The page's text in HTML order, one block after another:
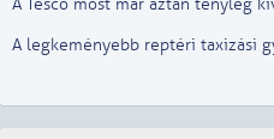
A Tesco most már aztán tényleg
A legkeményebb reptéri taxizási